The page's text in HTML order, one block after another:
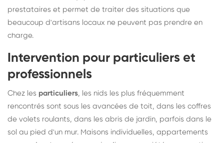
prestataires et permet de traiter des situations que
beaucoup d'artisans locaux ne peuvent pas prendre en
charge.
Intervention pour particuliers et
professionnels
Chez les particuliers, les nids les plus fréquemment
rencontrés sont sous les avancées de toit, dans les coffres
de volets roulants, dans les abris de jardin, parfois dans le
sol au pied d'un mur. Maisons individuelles, appartements